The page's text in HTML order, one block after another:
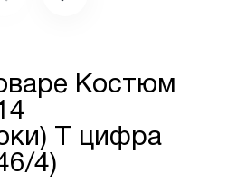
Костюм
Т цифра
4)